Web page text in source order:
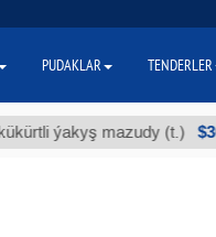
ýakyş mazudy (t.) $300
PUDAKLAR TENDERLER